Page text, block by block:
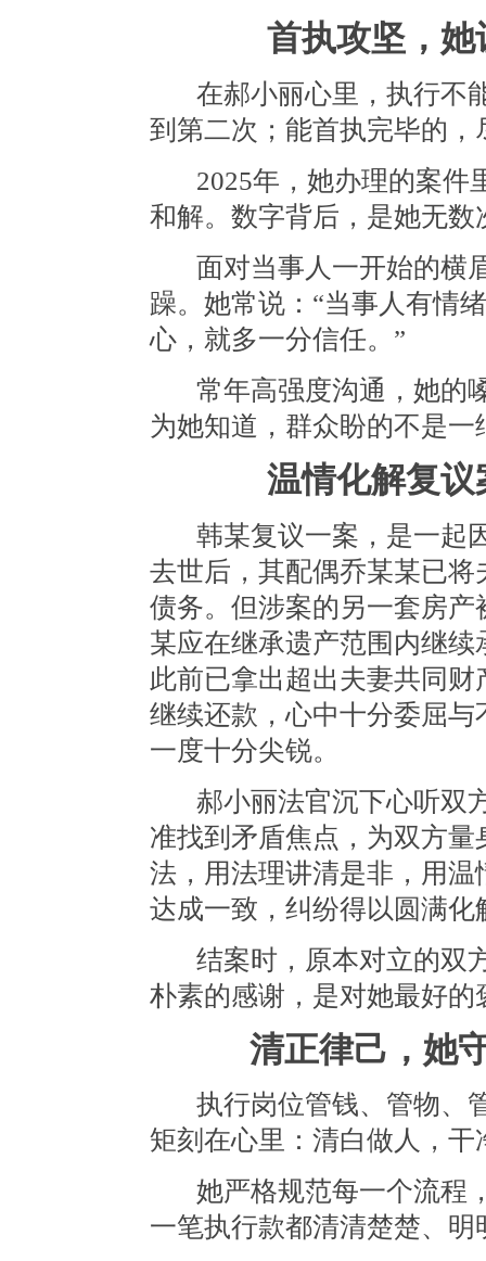
首执攻坚，
在郝小丽心里，执行不
到第二次；能首执完毕的
2025年，她办理的案件
和解。数字背后，是她无
面对当事人一开始的横
躁。她常说： “当事人有情
心，就多一分信任。”
常年高强度沟通，她的
为她知道，群众盼的不是
温情化解复
韩某复议一案，是一起
去世后，其配偶乔某某已
债务。但涉案的另一套房
某应在继承遗产范围内继
此前已拿出超出夫妻共同
继续还款，心中十分委屈
一度十分尖锐。
郝小丽法官沉下心听双
准找到矛盾焦点，为双方
法，用法理讲清是非，用
达成一致，纠纷得以圆满化
结案时，原本对立的双
朴素的感谢，是对她最好的
清正律己，她
执行岗位管钱、管物、
矩刻在心里：清白做人，干
她严格规范每一个流程
一笔执行款都清清楚楚、